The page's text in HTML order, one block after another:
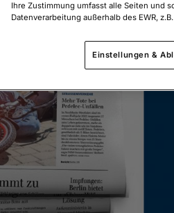
Ihre Zustimmung umfasst alle Seiten und
Datenverarbeitung außerhalb des EWR,
Einstellungen &